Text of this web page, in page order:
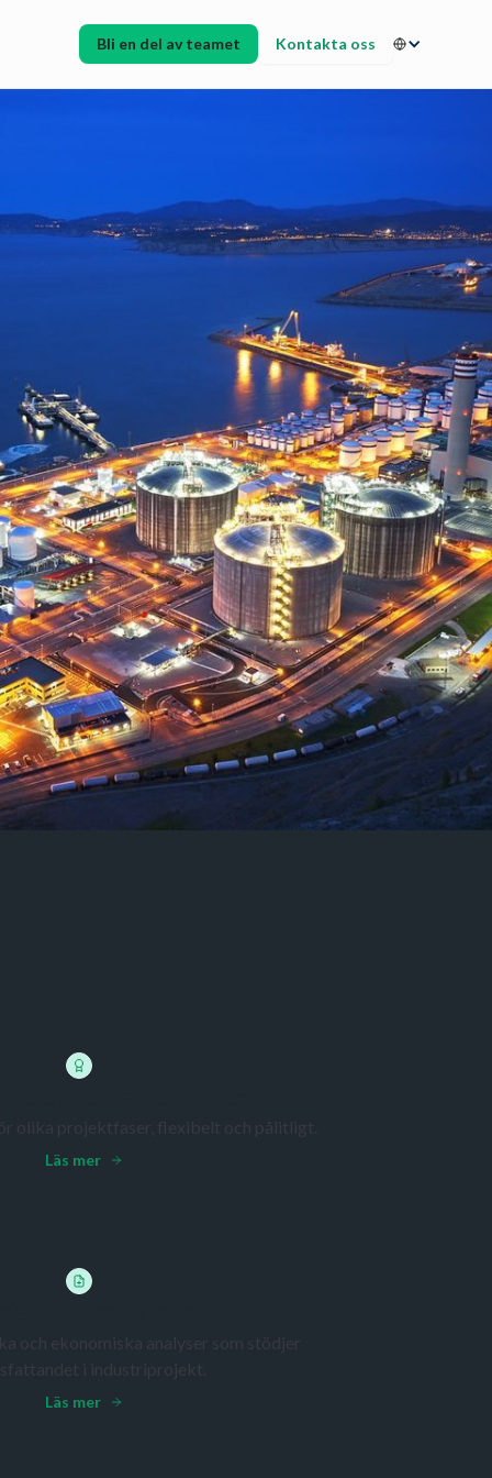
Bli en del av teamet Kontakta oss
olika projektfaser, flexibelt och pålitligt.
Läs mer
och ekonomiska analyser som stödjer
i industriprojekt.
Läs mer